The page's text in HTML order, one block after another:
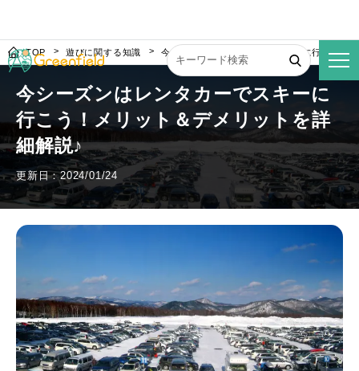
TOP 遊びに関する知識 今シーズンはレンタカーでスキーに行こう！
今シーズンはレンタカーでスキーに
行こう！メリット＆デメリットを詳
細解説♪
更新日：2024/01/24